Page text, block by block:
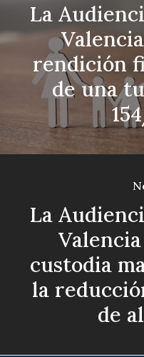
La
rendición
de una
La
custodia
la
de